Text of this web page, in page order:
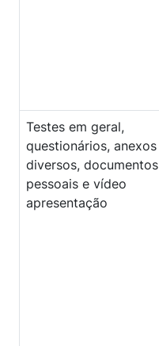
Testes em geral,
questionários, anexos
diversos, documentos
pessoais e vídeo
apresentação